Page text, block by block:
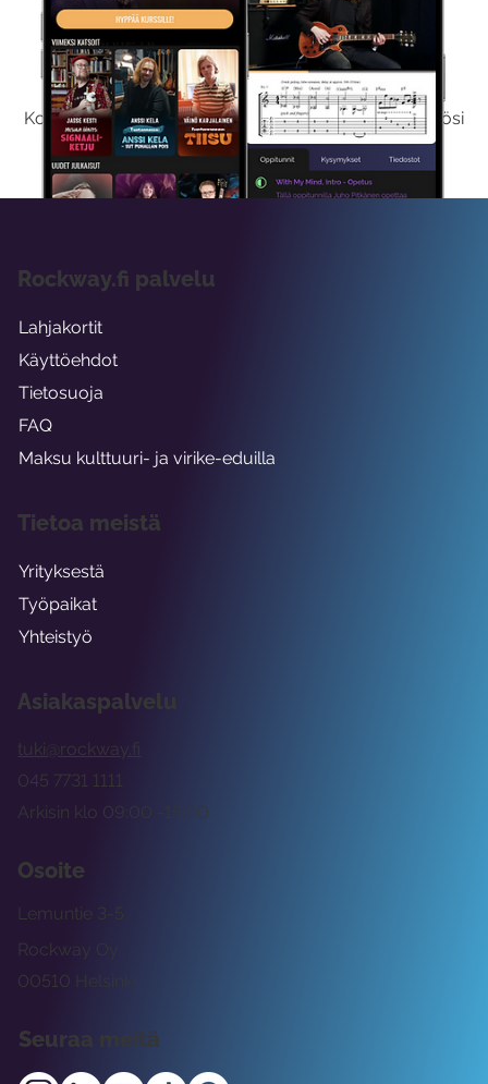
Kokeile Ilmaiseksi
Kokeilemalla ilmaiseksi saat koko sisältömme käyttöösi
viikon ajaksi.
Asiakaspalvelu
tuki@rockway.fi
Arkisin klo 09:00 -15:00
045 7731 1111
Osoite
Rockway Oy
Lemuntie 3-5
00510 Helsinki
Seuraa meitä
Rockway.fi palvelu
Lahjakortit
Käyttöehdot
Tietosuoja
FAQ
Maksu kulttuuri- ja virike-eduilla
Tietoa meistä
Yrityksestä
Työpaikat
Yhteistyö